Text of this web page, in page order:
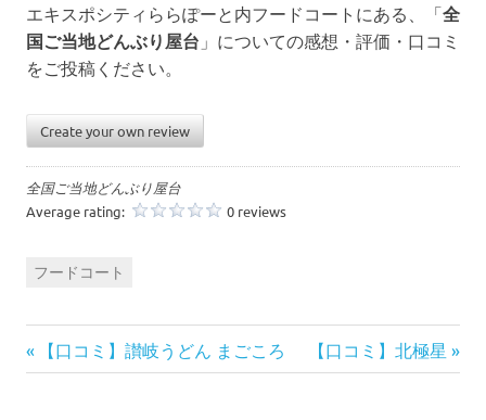
ト
で
す
。
ま
の
口
コ
お
ち
し
て
エキスポシティららぽーと内フードコートにある、「全
国ご当地どんぶり屋台 」についての感想・評価・口コミ
をご投稿ください。
Create your own review
全国ご当地どんぶり屋台
Average rating: 0 reviews
フードコート
投
前
の
【口コミ】讃岐うどん まごころ
次
の
【口コミ】北極星